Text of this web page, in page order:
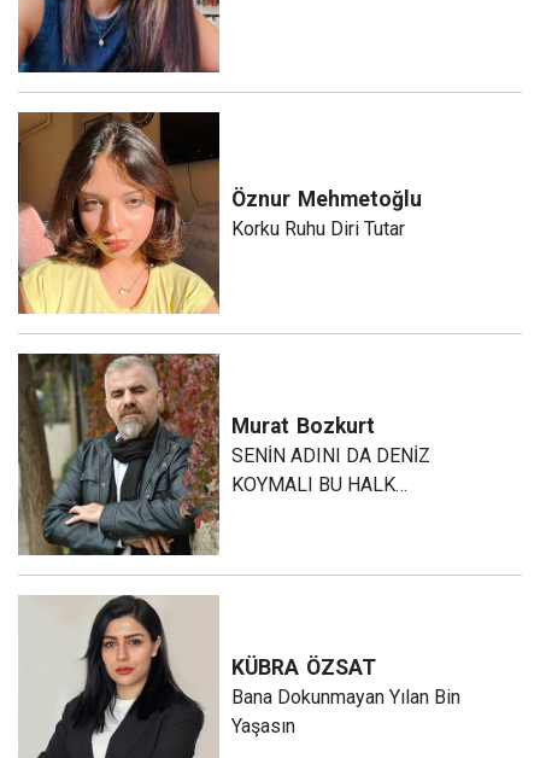
Öznur Mehmetoğlu
Korku Ruhu Diri Tutar
Murat Bozkurt
SENİN ADINI DA DENİZ
KOYMALI BU HALK…
KÜBRA ÖZSAT
Bana Dokunmayan Yılan Bin
Yaşasın